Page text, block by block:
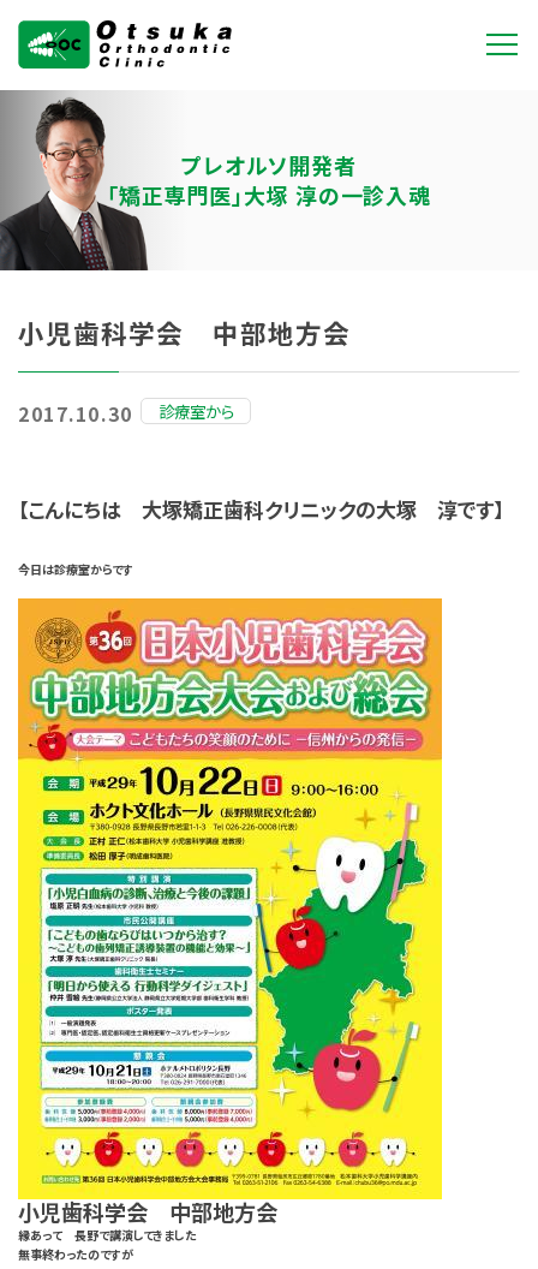
大塚矯正歯科クリニ
ック
プレオルソ開発者
「矯正専門医」大塚 淳の一診入魂
小児歯科学会 中部地方会
2017.10.30 診療室から
【こんにちは 大塚矯正歯科クリニックの大塚 淳です】
今日は診療室からです
小児歯科学会 中部地方会
縁あって 長野で講演してきました
無事終わったのですが